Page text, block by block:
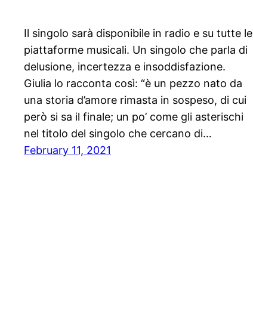
Il singolo sarà disponibile in radio e su tutte le
piattaforme musicali. Un singolo che parla di
delusione, incertezza e insoddisfazione.
Giulia lo racconta così: “è un pezzo nato da
una storia d’amore rimasta in sospeso, di cui
però si sa il finale; un po’ come gli asterischi
nel titolo del singolo che cercano di…
February 11, 2021